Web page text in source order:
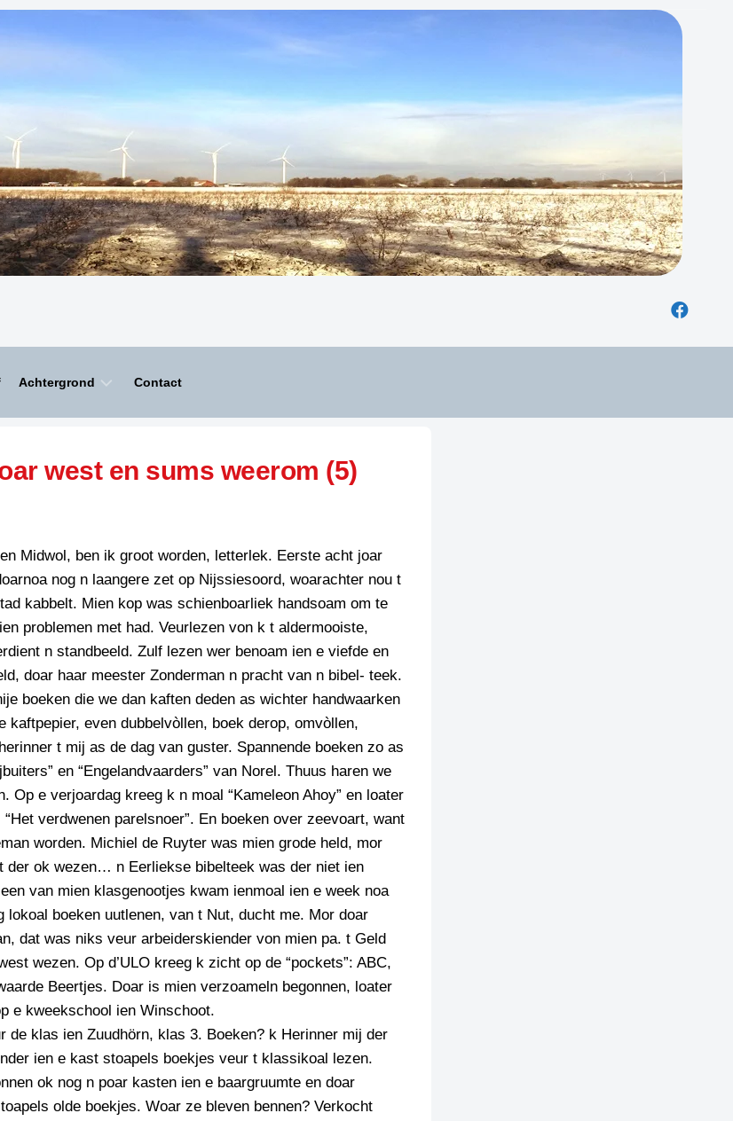
FLYER
INZENDENS
PERSBERICHT
INZENDENS
JURYRAPPORT
PERSBERICHT
SCHRIEFWEDSTRIED
FLYER
Achtergrond
KREUZE
PAZZIPANTEN
Contact
west en sums weerom (5)
Midwol, ben ik groot worden, letterlek. Eerste acht joar
nog n laangere zet op Nijssiesoord, woarachter nou t
kabbelt. Mien kop was schienboarliek handsoam om te
problemen met had. Veurlezen von k t aldermooiste,
n standbeeld. Zulf lezen wer benoam ien e viefde en
doar haar meester Zonderman n pracht van n bibel- teek.
boeken die we dan kaften deden as wichter handwaarken
kaftpepier, even dubbelvòllen, boek derop, omvòllen,
t mij as de dag van guster. Spannende boeken zo as
en “Engelandvaarders” van Norel. Thuus haren we
Op e verjoardag kreeg k n moal “Kameleon Ahoy” en loater
verdwenen parelsnoer”. En boeken over zeevoart, want
worden. Michiel de Ruyter was mien grode held, mor
der ok wezen… n Eerliekse bibelteek was der niet ien
van mien klasgenootjes kwam ienmoal ien e week noa
lokoal boeken uutlenen, van t Nut, ducht me. Mor doar
dat was niks veur arbeiderskiender von mien pa. t Geld
wezen. Op d’ULO kreeg k zicht op de “pockets”: ABC,
Beertjes. Doar is mien verzoameln begonnen, loater
e kweekschool ien Winschoot.
de klas ien Zuudhörn, klas 3. Boeken? k Herinner mij der
ien e kast stoapels boekjes veur t klassikoal lezen.
ok nog n poar kasten ien e baargruumte en doar
olde boekjes. Woar ze bleven bennen? Verkocht